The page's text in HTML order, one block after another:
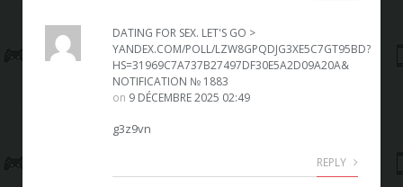
DATING FOR SEX. LET'S GO >
YANDEX.COM/POLL/LZW8GPQDJG3XE5C7GT95BD?
HS=31969C7A737B27497DF30E5A2D09A20A&
NOTIFICATION № 1883
on 9 DÉCEMBRE 2025 02:49
g3z9vn
REPLY